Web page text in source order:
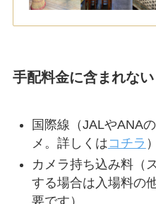
手配料金に含まれな
国際線（JALやANA
メ。詳しくはコチラ ）
カメラ持ち込み料（
する場合は入場料の